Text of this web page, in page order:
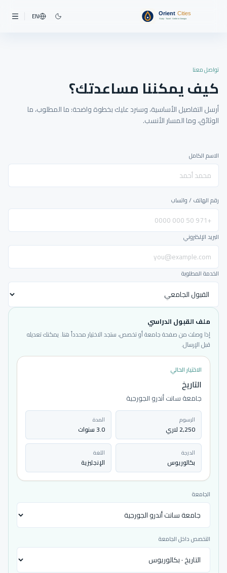
EN
تواصل معنا
كيف يمكننا مساعدتك؟
أرسل التفاصيل الأساسية، وسنرد عليك بخطوة واضحة: ما المطلوب، ما
الوثائق، وما المسار الأنسب.
الاسم الكامل
رقم الهاتف / واتساب
البريد الإلكتروني
الخدمة المطلوبة
ملف القبول الدراسي
إذا وصلت من صفحة جامعة أو تخصص، ستجد الاختيار محدداً هنا. يمكنك تعديله
قبل الإرسال.
الاختيار الحالي
التاريخ
جامعة سانت أندرو الجورجية
الرسوم
2,250 لاري
المدة
3.0 سنوات
الدرجة
بكالوريوس
اللغة
الإنجليزية
الجامعة
التخصص داخل الجامعة